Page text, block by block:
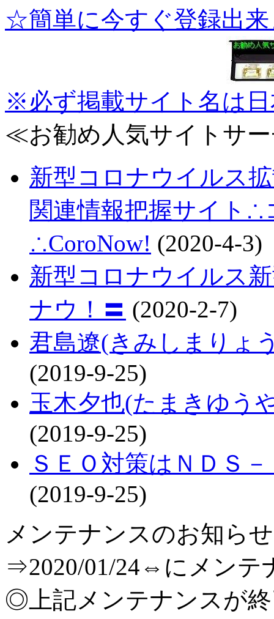
☆簡単に今すぐ登録出
※必ず掲載サイト名は
≪お勧め人気サイトサ
新型コロナウイルス
関連情報把握サイト
∴CoroNow! (2020-4-3)
新型コロナウイルス
ナウ！〓 (2020-2-7)
君島遼(きみしまりょ
(2019-9-25)
玉木夕也(たまきゆう
(2019-9-25)
ＳＥＯ対策はＮＤＳ
(2019-9-25)
メンテナンスのお知ら
⇒2020/01/24⇔にメンテ
◎上記メンテナンスが